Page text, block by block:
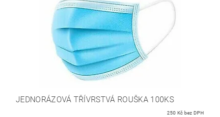
JEDNORÁZOVÁ TŘÍVRSTVÁ ROUŠKA 100KS
250 Kč bez DPH